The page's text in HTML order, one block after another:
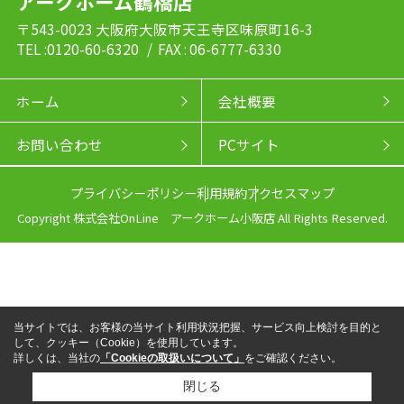
〒543-0023 大阪府大阪市天王寺区味原町16-3
TEL :0120-60-6320 / FAX : 06-6777-6330
ホーム 会社概要
お問い合わせ PCサイト
プライバシーポリシー利用規約アクセスマップ
Copyright 株式会社OnLine アークホーム小阪店 All Rights Reserved.
当サイトでは、お客様の当サイト利用状況把握、サービス向上検討を目的と
して、クッキー（Cookie）を使用しています。
詳しくは、当社の 「Cookieの取扱いについて」 をご確認ください。
閉じる